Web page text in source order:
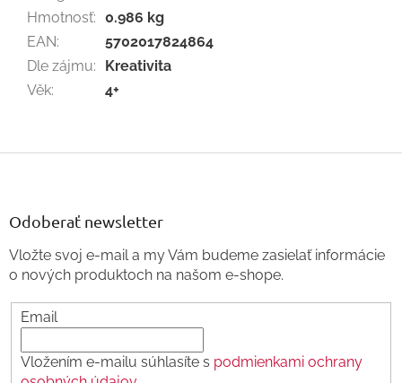
Hmotnosť: 0.986 kg
EAN:
5702017824864
Dle zájmu:
Kreativita
Věk: 4+
Z
Odoberať newsletter
Vložte svoj e-mail a my Vám budeme zasielať informácie
o nových produktoch na našom e-shope.
Email
Vložením e-mailu súhlasíte s podmienkami ochrany